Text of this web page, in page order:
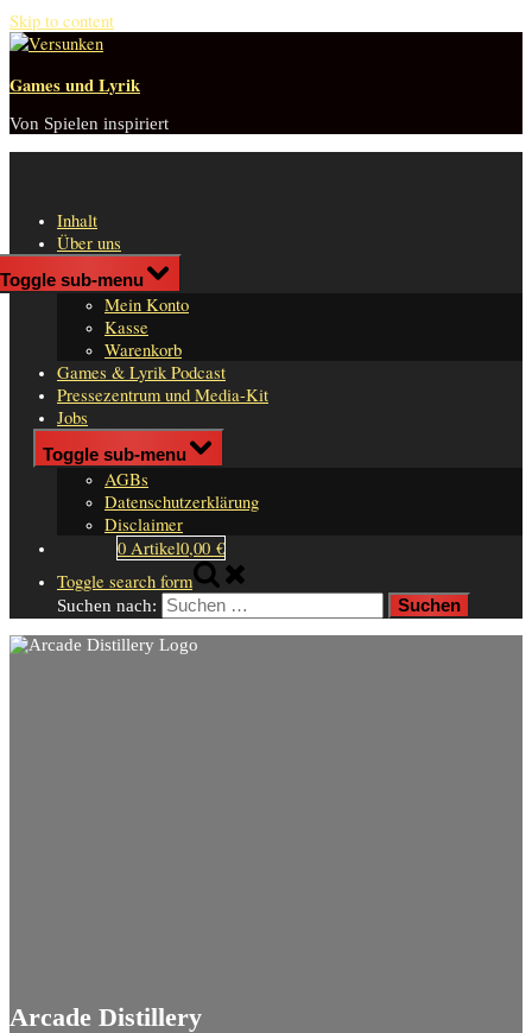
Skip to content
Games und Lyrik
Von Spielen inspiriert
Inhalt
Über uns
Shop
Toggle sub-menu
Mein Konto
Kasse
Warenkorb
Games & Lyrik Podcast
Pressezentrum und Media-Kit
Jobs
Impressum
Toggle sub-menu
AGBs
Datenschutzerklärung
Disclaimer
0 Artikel0,00 €
Toggle search form
Suchen nach:
Arcade Distillery